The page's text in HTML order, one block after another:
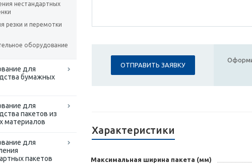
нестандартных
резки и перемотки
оборудование
для
бумажных
для
пакетов из
материалов
для
пакетов
ОТПРАВИТЬ ЗАЯВКУ
Характеристики
Максимальная ширина пакета (мм)